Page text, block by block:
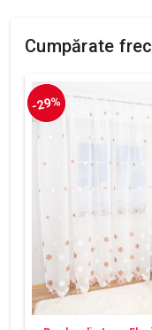
Cumpărate
-29%